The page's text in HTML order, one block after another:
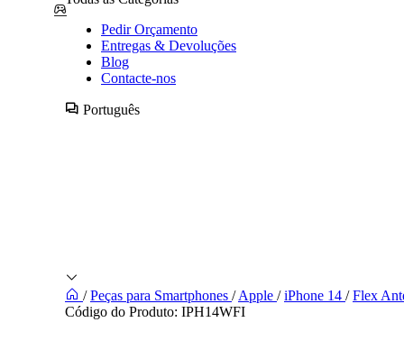
Pedir Orçamento
Entregas & Devoluções
Blog
Contacte-nos
Português
/ Peças para Smartphones / Apple / iPhone 14 / Flex
Código do Produto: IPH14WFI